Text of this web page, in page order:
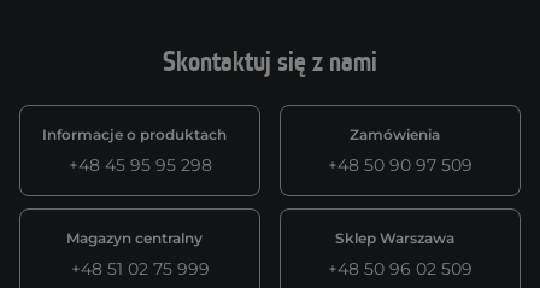
Skontaktuj się z nami
Informacje o produktach
+48 45 95 95 298
Zamówienia
+48 50 90 97 509
Magazyn centralny
+48 51 02 75 999
Sklep Warszawa
+48 50 96 02 509